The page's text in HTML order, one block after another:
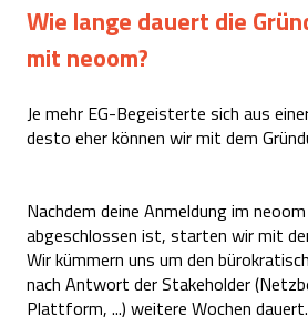
Wie lange dauert die
mit neoom?
Je mehr EG-Begeisterte sich aus
desto eher können wir mit dem
Nachdem deine Anmeldung im
abgeschlossen ist, starten wir mit
Wir kümmern uns um den
nach Antwort der Stakeholder
Plattform, ...) weitere Wochen dauert.